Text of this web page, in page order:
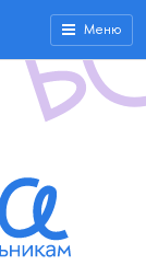
Меню